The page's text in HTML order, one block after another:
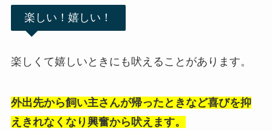
楽しい！嬉しい！
楽しくて嬉しいときにも吠えることがあります。
外出先から飼い主さんが帰ったときなど喜びを抑
えきれなくなり興奮から吠えます。